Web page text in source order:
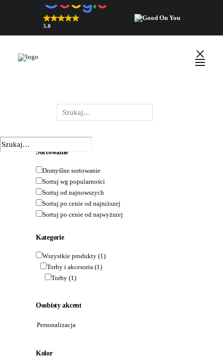
5.0
Wyszukiwarka
UKRYJ FILTRY
DOMYŚLNE SORTOWANIE
Sortowanie
Domyślne sortowanie
Sortuj wg popularności
Sortuj od najnowszych
Sortuj po cenie od najniższej
Sortuj po cenie od najwyższej
Kategorie
Wszystkie produkty (1)
Torby i akcesoria (1)
Torby (1)
Osobisty akcent
Personalizacja
Kolor